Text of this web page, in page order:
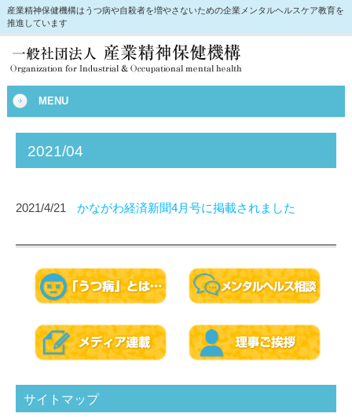
産業精神保健機構はうつ病や自殺者を増やさないための企業メンタルヘルスケア教育を
推進しています
MENU
2021/04
2021/4/21 かながわ経済新聞4月号に掲載されました
サイトマップ